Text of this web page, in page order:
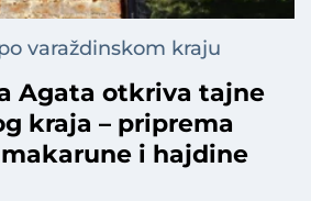
varaždinskom kraju
Agata otkriva tajne
kraja – priprema
i hajdine